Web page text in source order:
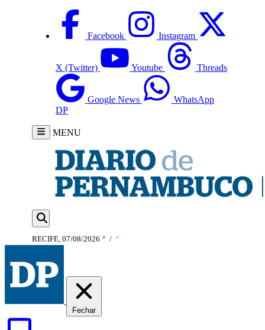
Facebook Instagram
X (Twitter) Youtube Threads
Google News
WhatsApp
DP
MENU
RECIFE, 07/08/2026 ° / °
Fechar